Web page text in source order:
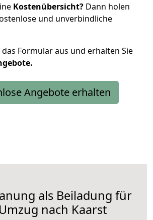
Kostenübersicht? Dann holen
und unverbindliche
das Formular aus und erhalten Sie
Angebote erhalten
als Beiladung für
nach Kaarst